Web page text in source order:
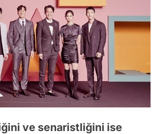
ve senaristliğini ise